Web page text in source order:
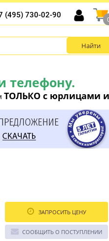
телефону.
ТОЛЬКО с юрлицами
(495) 730-02-90
ЗАПРОСИТЬ ЦЕНУ
СООБЩИТЬ О ПОСТУПЛЕНИИ